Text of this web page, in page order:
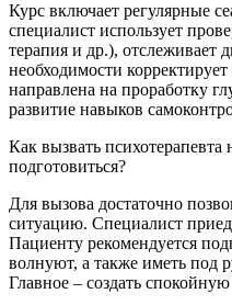
Курс включает регулярные
специалист использует
терапия и др.), отслеживает
необходимости
направлена на проработку
развитие навыков
Как вызвать
подготовиться?
Для вызова достаточно
ситуацию. Специалист
Пациенту рекомендуется
волнуют, а также иметь под
Главное – создать